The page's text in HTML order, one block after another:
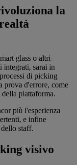
la
glass o altri
sarai in
di picking
prova d'errore, come
piattaforma.
più l'esperienza
e infine
staff.
visivo